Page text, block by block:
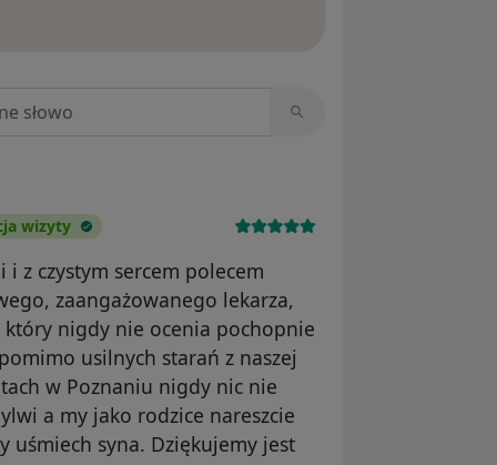
wizyty
z czystym sercem polecem
zaangażowanego lekarza,
który nigdy nie ocenia pochopnie
usilnych starań z naszej
w Poznaniu nigdy nic nie
a my jako rodzice nareszcie
uśmiech syna. Dziękujemy jest